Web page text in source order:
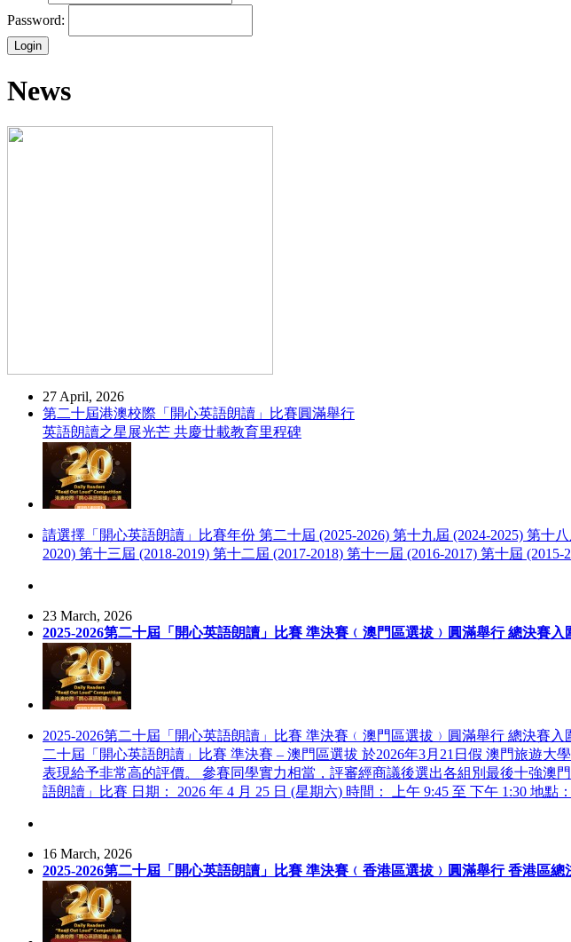
Password:
News
27 April, 2026
第二十屆港澳校際「開心英語朗讀」比賽圓滿舉行
英語朗讀之星展光芒 共慶廿載教育里程碑
請選擇「開心英語朗讀」比賽年份 第二十屆 (2025-2026) 第十九屆 (2024-2025) 第十
2020) 第十三屆 (2018-2019) 第十二屆 (2017-2018) 第十一屆 (2016-2017) 第十屆
23 March, 2026
2025-2026第二十屆「開心英語朗讀」比賽 準決賽﹙澳門區選拔﹚圓滿舉行 總決賽入
2025-2026第二十屆「開心英語朗讀」比賽 準決賽﹙澳門區選拔﹚圓滿舉行 總決賽
二十屆「開心英語朗讀」比賽 準決賽 – 澳門區選拔 於2026年3月21日假 澳門旅遊
表現給予非常高的評價。 參賽同學實力相當，評審經商議後選出各組別最後十強澳
語朗讀」比賽 日期： 2026 年 4 月 25 日 (星期六) 時間： 上午 9:45 至 下午 1:30 地
16 March, 2026
2025-2026第二十屆「開心英語朗讀」比賽 準決賽﹙香港區選拔﹚圓滿舉行 香港區